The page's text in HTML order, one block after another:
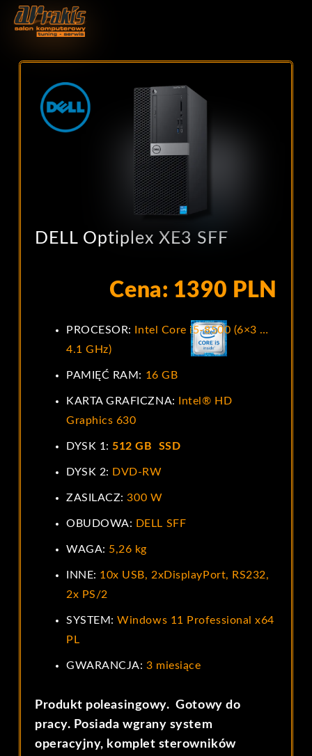
DELL Optiplex XE3 SFF
Cena: 1390 PLN
PROCESOR:
Intel Core i5-8500 (6×3 …
4.1 GHz)
PAMIĘĆ RAM: 16 GB
KARTA GRAFICZNA:
Intel® HD
Graphics 630
DYSK 1: 512 GB SSD
DYSK 2: DVD-RW
ZASILACZ: 300 W
OBUDOWA: DELL SFF
WAGA: 5,26 kg
INNE: 10x USB, 2xDisplayPort, RS232,
2x PS/2
SYSTEM: Windows 11 Professional x64
PL
GWARANCJA: 3 miesiące
Produkt poleasingowy. Gotowy do
pracy. Posiada wgrany system
operacyjny, komplet sterowników